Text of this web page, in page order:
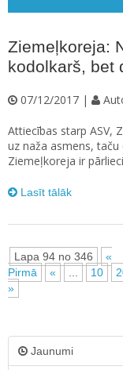
Ziemeļkoreja:
kodolkarš, bet
07/12/2017 |
Attiecības starp ASV,
uz naža asmens,
Ziemeļkoreja ir
Lasīt tālāk
Lapa 94 no 346
«
Pirmā
« 10
»
Jaunumi